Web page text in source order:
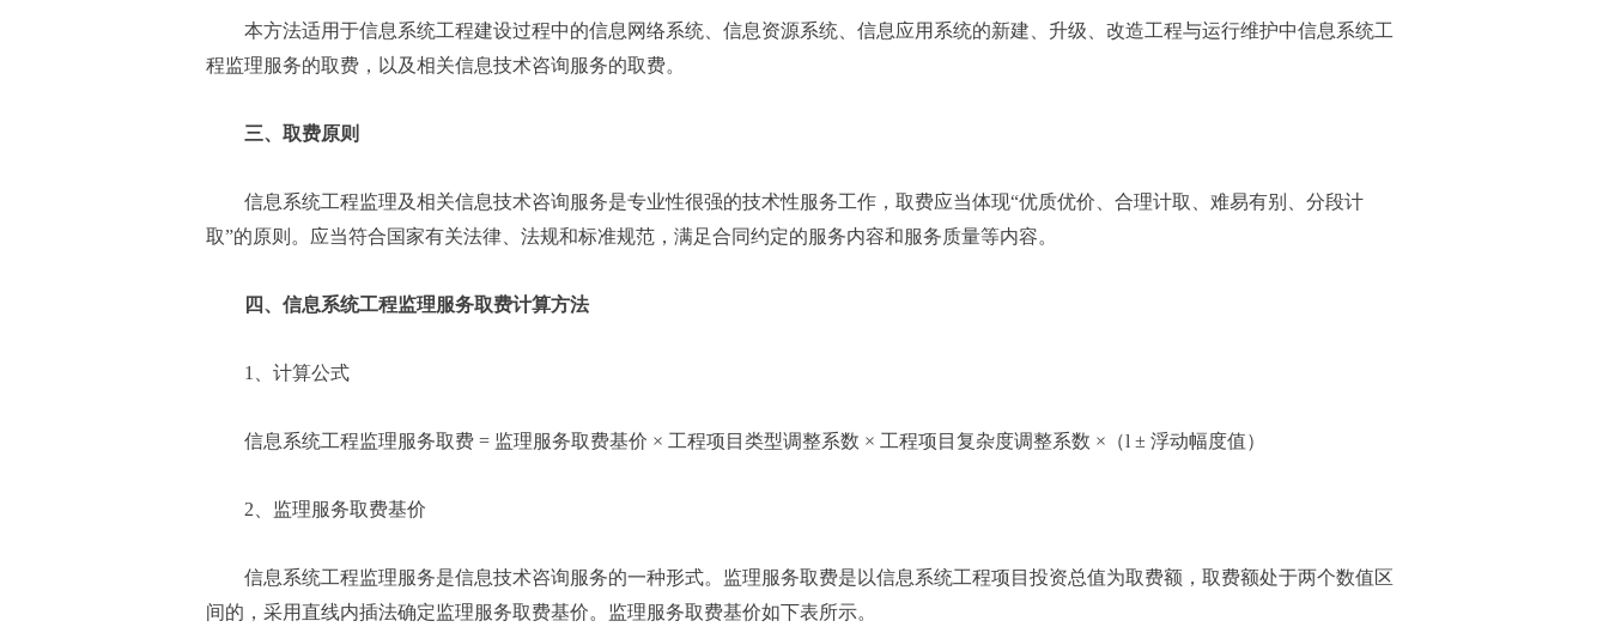
本方法适用于信息系统工程建设过程中的信息网络系统、信息资源系统、信息应用系统的新建、升级、改造工程与运行维护中信息系统工
程监理服务的取费，以及相关信息技术咨询服务的取费。
三、取费原则
信息系统工程监理及相关信息技术咨询服务是专业性很强的技术性服务工作，取费应当体现“优质优价、合理计取、难易有别、分段计
取”的原则。应当符合国家有关法律、法规和标准规范，满足合同约定的服务内容和服务质量等内容。
四、信息系统工程监理服务取费计算方法
1、计算公式
信息系统工程监理服务取费 = 监理服务取费基价 × 工程项目类型调整系数 × 工程项目复杂度调整系数 ×（l ± 浮动幅度值）
2、监理服务取费基价
信息系统工程监理服务是信息技术咨询服务的一种形式。监理服务取费是以信息系统工程项目投资总值为取费额，取费额处于两个数值区
间的，采用直线内插法确定监理服务取费基价。监理服务取费基价如下表所示。